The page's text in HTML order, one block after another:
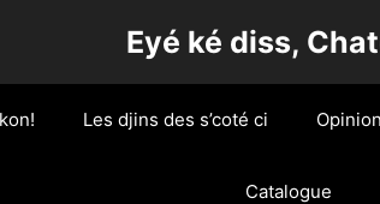
Eyé ké diss,
Les djins des s’coté ci
Catalogue